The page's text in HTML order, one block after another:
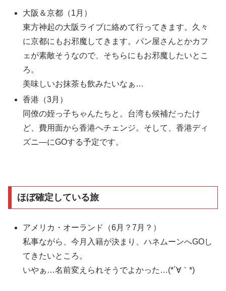
大阪＆京都（1月）
東方神起の大阪ライブに絡めて行ってきます。久々
に京都にもお邪魔してきます。パン屋さんとかカフ
ェが素敵そうなので、そちらにもお邪魔したいとこ
ろ。
美味しいお抹茶も飲みたいなぁ…
香港（3月）
同僚の姪っ子ちゃんたちと。台湾も候補だったけ
ど、費用面から香港へチェンジ。そして、香港ディ
ズニ―にGOする予定です。
ほぼ確定している旅
アメリカ・オーランド（6月？7月？）
私事ながら、今月入籍が決まり、ハネムーンへGOし
てきたいところ。
いやぁ…名前変えられそうでよかった…(*´∀｀*)